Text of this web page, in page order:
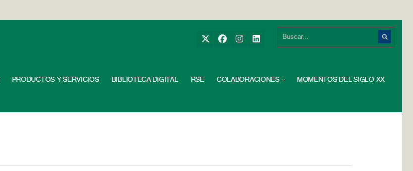
PRODUCTOS Y SERVICIOS BIBLIOTECA DIGITAL RSE COLABORACIONES MOMENTOS DEL SIGLO XX